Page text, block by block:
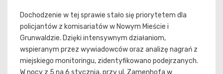
Dochodzenie w tej sprawie stało się priorytetem dla
policjantów z komisariatów w Nowym Mieście i
Grunwaldzie. Dzięki intensywnym działaniom,
wspieranym przez wywiadowców oraz analizę nagrań z
miejskiego monitoringu, zidentyfikowano podejrzanych.
W nocy z 5 na 6 stycznia, przy ul. Zamenhofa w